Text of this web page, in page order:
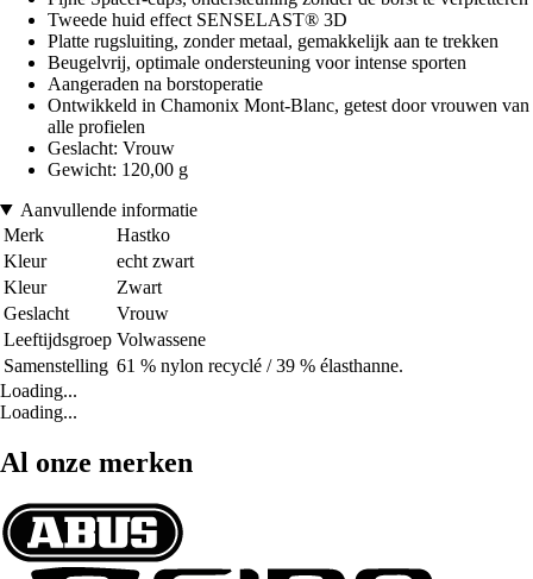
Tweede huid effect SENSELAST® 3D
Platte rugsluiting, zonder metaal, gemakkelijk aan te trekken
Beugelvrij, optimale ondersteuning voor intense sporten
Aangeraden na borstoperatie
Ontwikkeld in Chamonix Mont-Blanc, getest door vrouwen van
alle profielen
Geslacht: Vrouw
Gewicht: 120,00 g
Aanvullende informatie
Merk
Hastko
Kleur
echt zwart
Kleur
Zwart
Geslacht
Vrouw
Leeftijdsgroep Volwassene
Samenstelling 61 % nylon recyclé / 39 % élasthanne.
Loading...
Loading...
Al onze merken